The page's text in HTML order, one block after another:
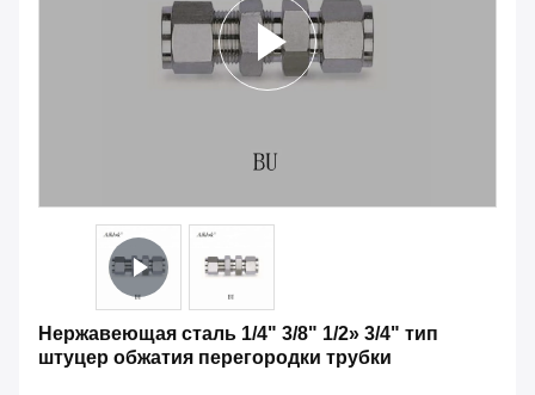
Нержавеющая сталь 1/4" 3/8" 1/2» 3/4" тип
штуцер обжатия перегородки трубки